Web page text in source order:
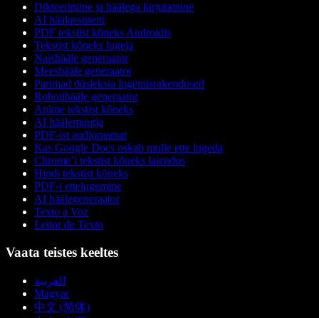
Dikteerimine ja häälega kirjutamine
AI häälassistent
PDF tekstist kõneks Androidis
Tekstist kõneks lugeja
Naishääle generaator
Meeshääle generaator
Parimad düsleksia lugemisrakendused
Robotihääle generaator
Anime tekstist kõneks
AI häälemuutja
PDF-ist audioraamat
Kas Google Docs oskab mulle ette lugeda
Chrome’i tekstist kõneks laiendus
Hindi tekstist kõneks
PDF-i ettelugemine
AI häälegeneraator
Texto a Voz
Leitor de Texto
Vaata teistes keeltes
العربية
Magyar
中文 (简体)